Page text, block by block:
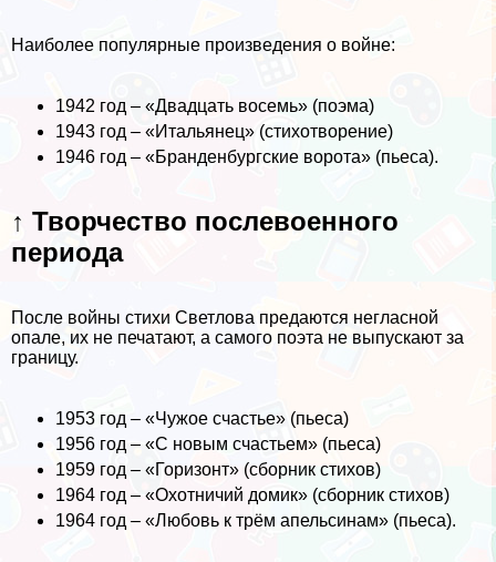
Наиболее популярные произведения о войне:
1942 год – «Двадцать восемь» (поэма)
1943 год – «Итальянец» (стихотворение)
1946 год – «Бранденбургские ворота» (пьеса).
↑ Творчество послевоенного
периода
После войны стихи Светлова предаются негласной
опале, их не печатают, а самого поэта не выпускают за
границу.
1953 год – «Чужое счастье» (пьеса)
1956 год – «С новым счастьем» (пьеса)
1959 год – «Горизонт» (сборник стихов)
1964 год – «Охотничий домик» (сборник стихов)
1964 год – «Любовь к трём апельсинам» (пьеса).